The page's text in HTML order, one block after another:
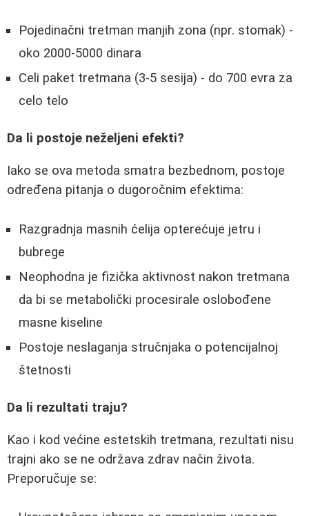
Pojedinačni tretman manjih zona (npr. stomak) -
oko 2000-5000 dinara
Celi paket tretmana (3-5 sesija) - do 700 evra za
celo telo
Da li postoje neželjeni efekti?
Iako se ova metoda smatra bezbednom, postoje
određena pitanja o dugoročnim efektima:
Razgradnja masnih ćelija opterećuje jetru i
bubrege
Neophodna je fizička aktivnost nakon tretmana
da bi se metabolički procesirale oslobođene
masne kiseline
Postoje neslaganja stručnjaka o potencijalnoj
štetnosti
Da li rezultati traju?
Kao i kod većine estetskih tretmana, rezultati nisu
trajni ako se ne održava zdrav način života.
Preporučuje se: